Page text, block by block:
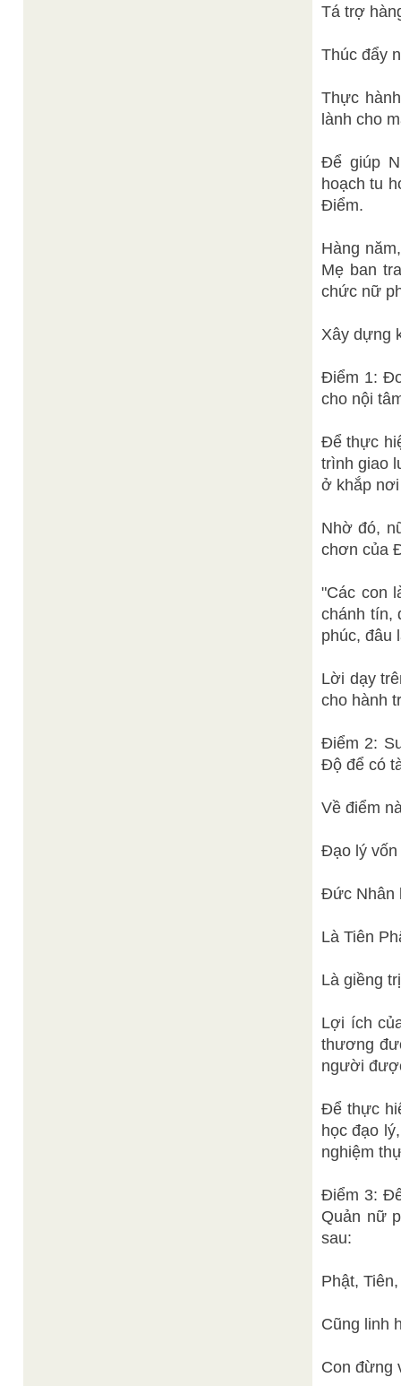
Tá trợ
Thúc đẩy
Thực
lành cho
Để giúp
hoạch tu
Điểm.
Hàng
Mẹ ban
chức nữ
Xây dựng
Điểm 1:
cho nội
Để thực
trình giao
ở khắp
Nhờ đó,
chơn của
"Các con
chánh tín,
phúc, đâu
Lời dạy
cho hành
Điểm 2:
Độ để có
Về điểm
Đạo lý vốn
Đức Nhân
Là Tiên
Là giềng
Lợi ích
thương
người
Để thực
học đạo
nghiệm
Điểm 3:
Quản nữ
sau:
Phật,
Cũng linh
Con đừng